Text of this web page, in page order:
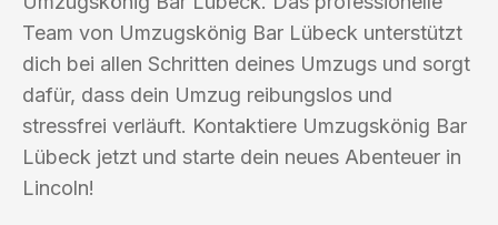
Team von Umzugskönig Bar Lübeck unterstützt
dich bei allen Schritten deines Umzugs und sorgt
dafür, dass dein Umzug reibungslos und
stressfrei verläuft. Kontaktiere Umzugskönig Bar
Lübeck jetzt und starte dein neues Abenteuer in
Lincoln!